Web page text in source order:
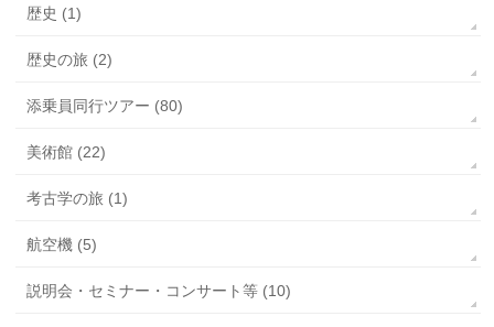
歴史 (1)
歴史の旅 (2)
添乗員同行ツアー (80)
美術館 (22)
考古学の旅 (1)
航空機 (5)
説明会・セミナー・コンサート等 (10)